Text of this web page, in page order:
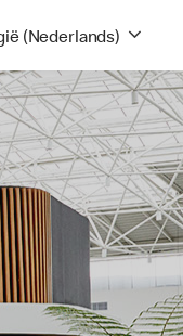
(Nederlands)